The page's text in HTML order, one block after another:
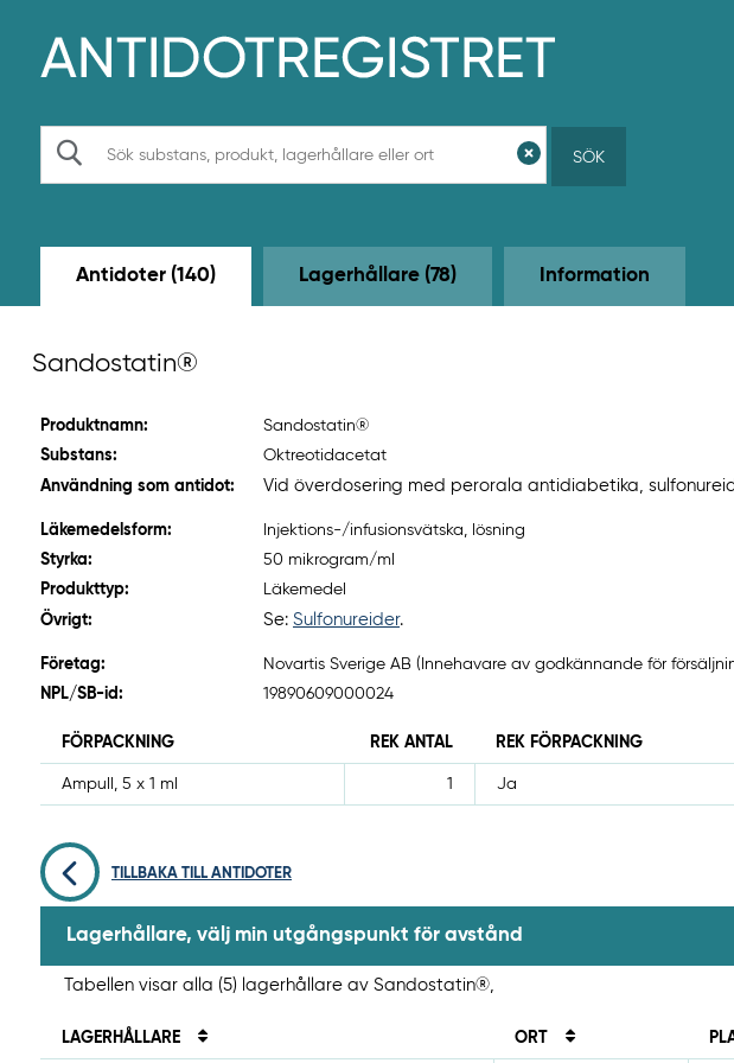
p
d
n
å
l
e
SÖK
Antidoter (140) Lagerhållare (78) Information
Sandostatin®
Produktnamn:
Sandostatin®
Substans:
Oktreotidacetat
Användning som antidot:
Vid överdosering med perorala antidiabetika,
Läkemedelsform:
Injektions-/infusionsvätska, lösning
Styrka:
50 mikrogram/ml
Produkttyp:
Läkemedel
Övrigt:
Se: Sulfonureider.
Företag:
Novartis Sverige AB (Innehavare av godkännande för
NPL/SB-id:
19890609000024
FÖRPACKNING REK ANTAL REK FÖRPACKNING
Ampull, 5 x 1 ml 1 Ja
TILLBAKA TILL ANTIDOTER
Lagerhållare, välj min utgångspunkt för avstånd
Tabellen visar alla (5) lagerhållare av Sandostatin®,
LAGERHÅLLARE ORT